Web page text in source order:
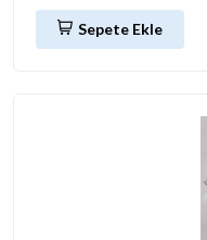
Sepete Ekle